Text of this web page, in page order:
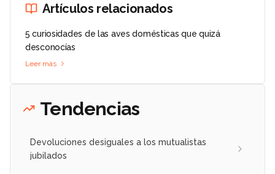
Artículos relacionados
5 curiosidades de las aves domésticas que quizá
desconocías
Leer más
Tendencias
Devoluciones desiguales a los mutualistas
jubilados